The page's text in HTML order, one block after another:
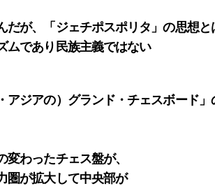
が、「ジェチポスポリタ」の思想と
ムであり民族主義ではない
アジアの）グランド・チェスボード
わったチェス盤が、
圏が拡大して中央部が